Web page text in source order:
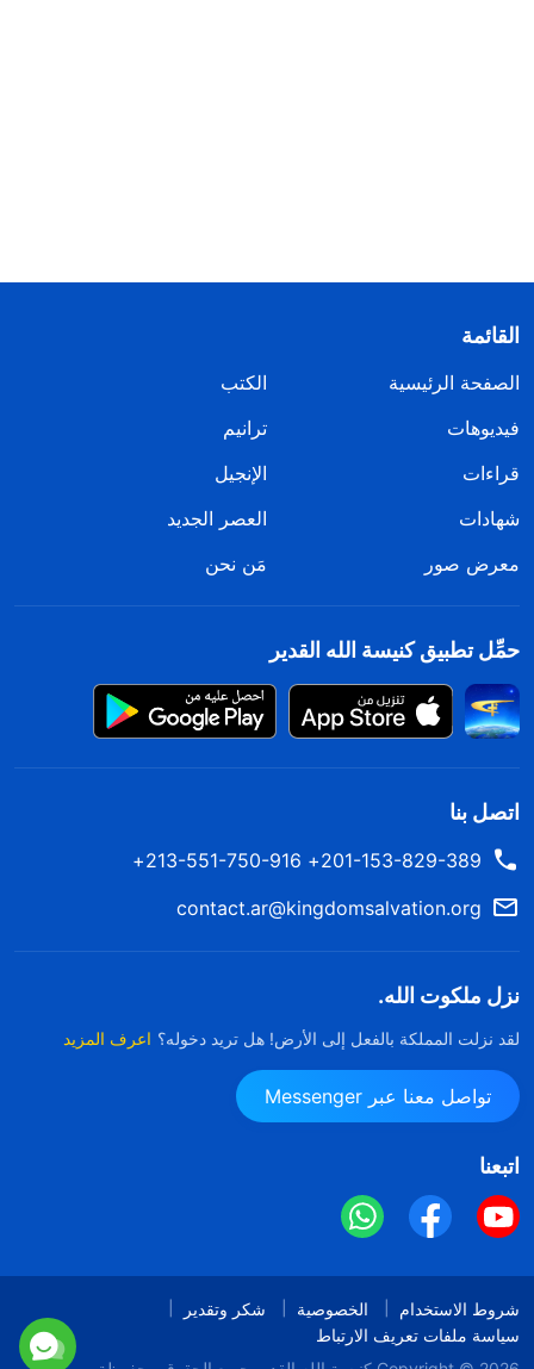
القائمة
الصفحة الرئيسية
الكتب
فيديوهات
ترانيم
قراءات
الإنجيل
شهادات
العصر الجديد
معرض صور
مَن نحن
حمِّل تطبيق كنيسة الله القدير
اتصل بنا
201-153-829-389+ 213-551-750-916+
contact.ar@kingdomsalvation.org
نزل ملكوت الله.
لقد نزلت المملكة بالفعل إلى الأرض! هل تريد دخوله؟ اعرف المزيد
تواصل معنا عبر Messenger
اتبعنا
شروط الاستخدام الخصوصية
شكر وتقدير
سياسة ملفات تعريف الارتباط